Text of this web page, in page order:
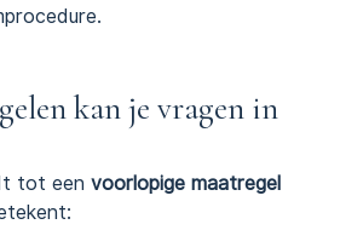
kan je vragen in
tot een voorlopige maatregel